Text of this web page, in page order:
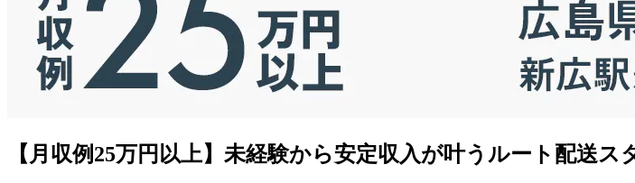
【月収例25万円以上】未経験から安定収入が叶うルート配送